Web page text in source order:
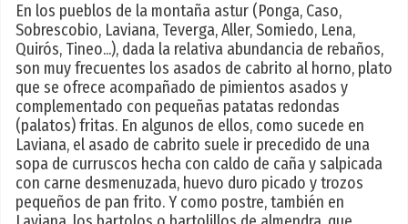
En los pueblos de la montaña astur (Ponga, Caso,
Sobrescobio, Laviana, Teverga, Aller, Somiedo, Lena,
Quirós, Tineo...), dada la relativa abundancia de rebaños,
son muy frecuentes los asados de cabrito al horno, plato
que se ofrece acompañado de pimientos asados y
complementado con pequeñas patatas redondas
(palatos) fritas. En algunos de ellos, como sucede en
Laviana, el asado de cabrito suele ir precedido de una
sopa de curruscos hecha con caldo de caña y salpicada
con carne desmenuzada, huevo duro picado y trozos
pequeños de pan frito. Y como postre, también en